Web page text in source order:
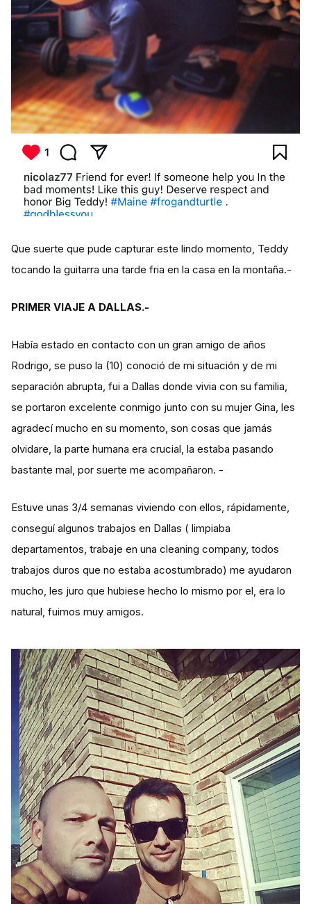
Que suerte que pude capturar este lindo momento, Teddy
tocando la guitarra una tarde fria en la casa en la montaña.-
PRIMER VIAJE A DALLAS.-
Había estado en contacto con un gran amigo de años
Rodrigo, se puso la (10) conoció de mi situación y de mi
separación abrupta, fui a Dallas donde vivia con su familia,
se portaron excelente conmigo junto con su mujer Gina, les
agradecí mucho en su momento, son cosas que jamás
olvidare, la parte humana era crucial, la estaba pasando
bastante mal, por suerte me acompañaron. -
Estuve unas 3/4 semanas viviendo con ellos, rápidamente,
conseguí algunos trabajos en Dallas ( limpiaba
departamentos, trabaje en una cleaning company, todos
trabajos duros que no estaba acostumbrado) me ayudaron
mucho, les juro que hubiese hecho lo mismo por el, era lo
natural, fuimos muy amigos.